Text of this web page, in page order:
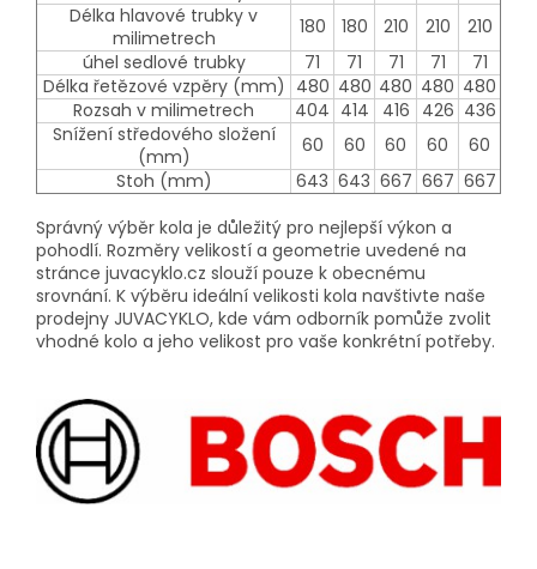
Délka hlavové trubky v
milimetrech
180 180 210 210
210
úhel sedlové trubky
71 71 71 71
71
Délka řetězové vzpěry (mm) 480 480 480 480 480
Rozsah v milimetrech
404 414 416 426 436
Snížení středového složení
(mm)
60 60 60 60
60
Stoh (mm)
643 643 667 667 667
Správný výběr kola je důležitý pro nejlepší výkon a
pohodlí. Rozměry velikostí a geometrie uvedené na
stránce juvacyklo.cz slouží pouze k obecnému
srovnání. K výběru ideální velikosti kola navštivte naše
prodejny JUVACYKLO, kde vám odborník pomůže zvolit
vhodné kolo a jeho velikost pro vaše konkrétní potřeby.